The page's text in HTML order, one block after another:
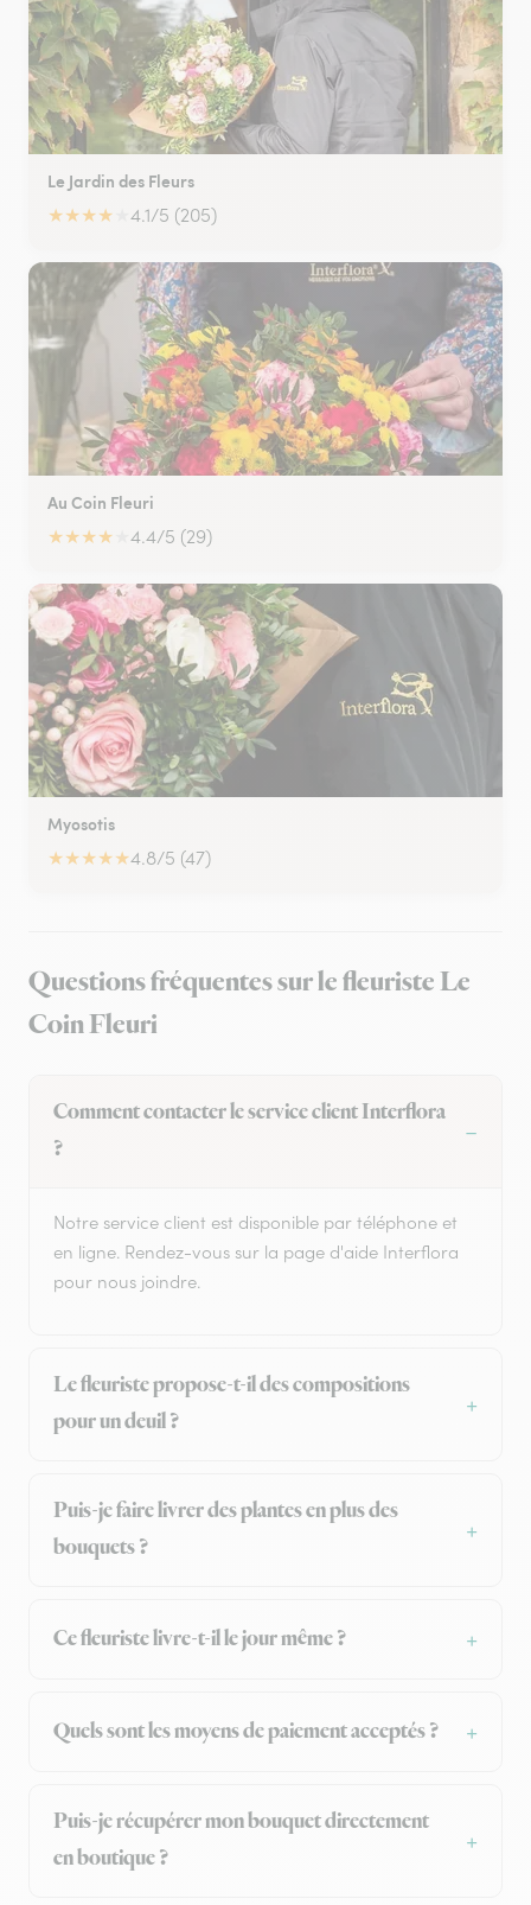
Le Jardin des Fleurs
★★★★ 4.1/5 (205)
Au Coin Fleuri
★★★★ 4.4/5 (29)
Myosotis
★★★★★4.8/5 (47)
Questions fréquentes sur le fleuriste Le
Coin Fleuri
Comment contacter le service client Interflora
?
Notre service client est disponible par téléphone et
en ligne. Rendez-vous sur la page d'aide Interflora
pour nous joindre.
Le fleuriste propose-t-il des compositions
pour un deuil ?
Puis-je faire livrer des plantes en plus des
bouquets ?
Ce fleuriste livre-t-il le jour même ?
Quels sont les moyens de paiement acceptés ?
Puis-je récupérer mon bouquet directement
en boutique ?